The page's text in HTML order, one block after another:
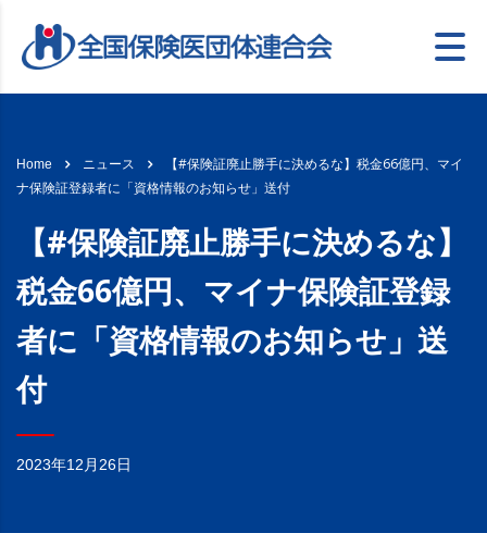
Home ニュース
【#保険証廃止勝手に決めるな】税金66億円、マイ
ナ保険証登録者に「資格情報のお知らせ」送付
【#保険証廃止勝手に決めるな】
税金66億円、マイナ保険証登録
者に「資格情報のお知らせ」送
付
2023年12月26日